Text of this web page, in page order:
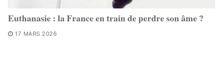
Euthanasie : la France en train de perdre son âme ?
17 MARS 2026